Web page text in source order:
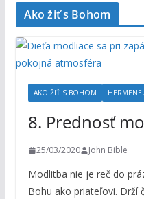
Ako žiť s Bohom
AKO ŽIŤ S BOHOM
8. Prednosť
25/03/2020 John Bible
Modlitba nie je reč do
Bohu ako priateľovi. Drží